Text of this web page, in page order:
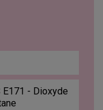
E171 - Dioxyde